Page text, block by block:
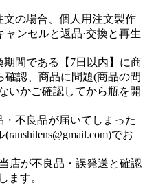
の場合、個人用注文製作
ンセルと返品·交換と再生
間である【7日以内】に商
認、商品に問題(商品の間
いかご確認してから瓶を開
不良品が届いてしまった
でお
店が不良品・誤発送と確認
ます。